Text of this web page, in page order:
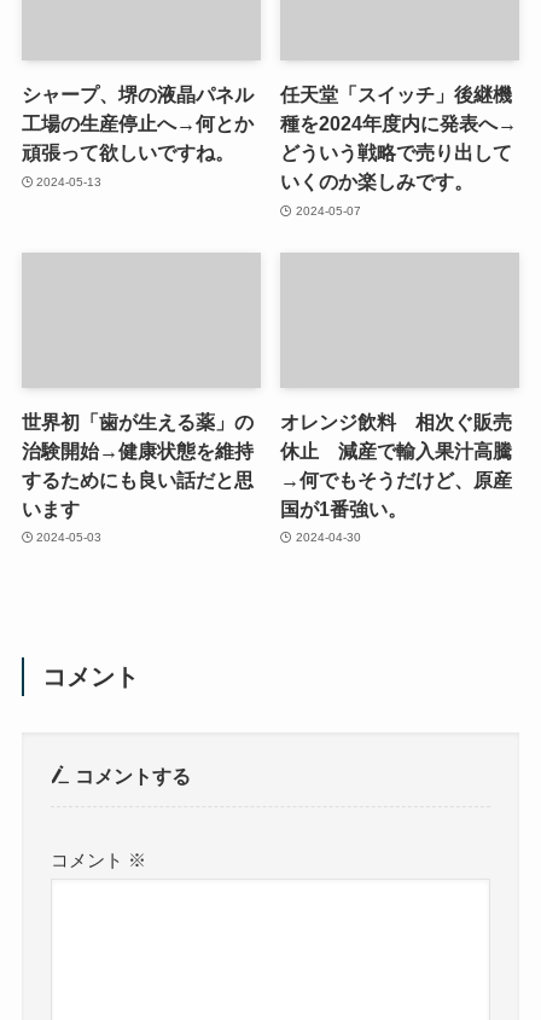
シャープ、堺の液晶パネル
工場の生産停止へ→何とか
頑張って欲しいですね。
2024-05-13
任天堂「スイッチ」後継機
種を2024年度内に発表へ→
どういう戦略で売り出して
いくのか楽しみです。
2024-05-07
世界初「歯が生える薬」の
治験開始→健康状態を維持
するためにも良い話だと思
います
2024-05-03
オレンジ飲料 相次ぐ販売
休止 減産で輸入果汁高騰
→何でもそうだけど、原産
国が1番強い。
2024-04-30
コメント
コメントする
コメント ※